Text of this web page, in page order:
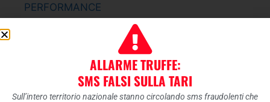
PERFORMANCE
Sistema di misurazione e valutazione della
Piano della Performance
Relazione sulla Performance
Ammontare complessivo dei premi
ALLARME TRUFFE:
SMS FALSI SULLA TARI
Sull’intero territorio nazionale stanno circolando sms fraudolenti che